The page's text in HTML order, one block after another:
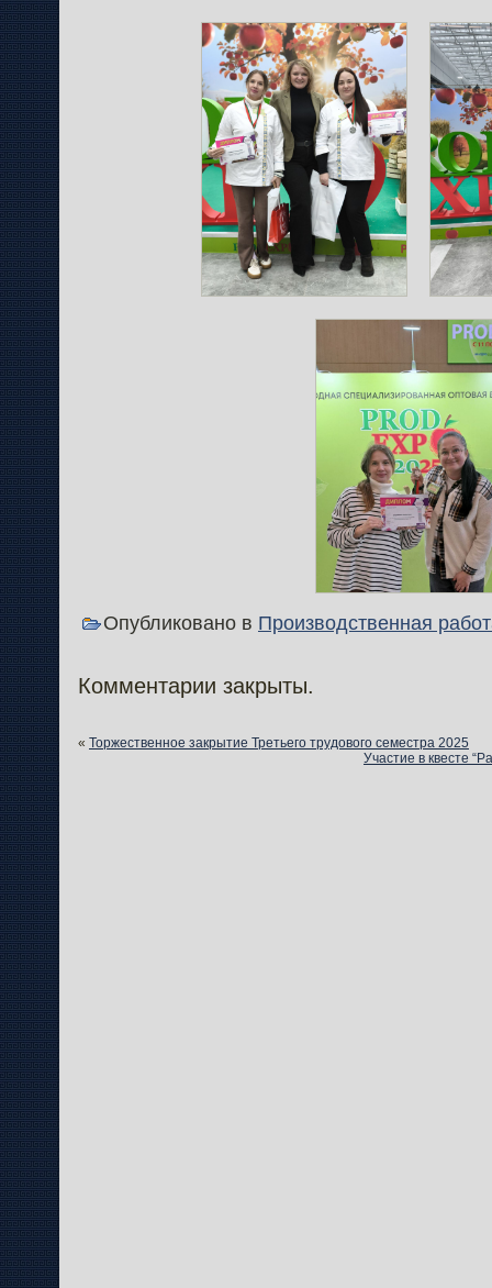
Опубликовано в Производственная
Комментарии закрыты.
« Торжественное закрытие Третьего трудового семестра 2025
Участие в квесте